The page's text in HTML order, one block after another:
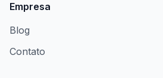
Empresa
Blog
Contato